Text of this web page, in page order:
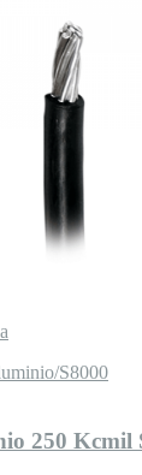
S8000
250 Kcmil